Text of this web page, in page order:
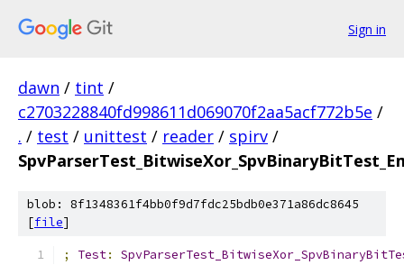
Sign in
dawn / tint /
c2703228840fd998611d069070f2aa5acf772b5e /
. / test / unittest / reader / spirv /
blob: 8f1348361f4bb0f9d7fdc25bdb0e371a86dc8645
[file]
; Test: